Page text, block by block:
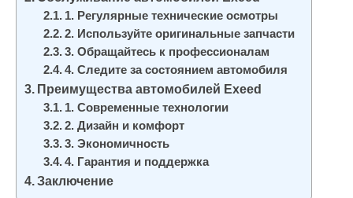
1. Регулярные технические осмотры
2. Используйте оригинальные запчасти
3. Обращайтесь к профессионалам
4. Следите за состоянием автомобиля
Преимущества автомобилей Exeed
1. Современные технологии
2. Дизайн и комфорт
3. Экономичность
4. Гарантия и поддержка
Заключение